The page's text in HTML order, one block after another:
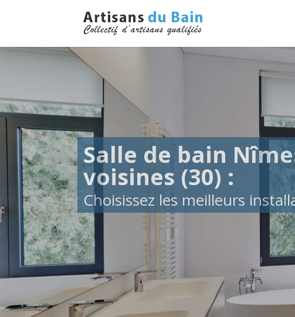
Salle de bain
voisines (30) :
Choisissez les meilleurs